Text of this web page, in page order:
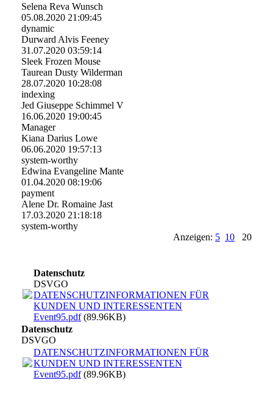
Selena Reva Wunsch
05.08.2020 21:09:45
dynamic
Durward Alvis Feeney
31.07.2020 03:59:14
Sleek Frozen Mouse
Taurean Dusty Wilderman
28.07.2020 10:28:08
indexing
Jed Giuseppe Schimmel V
16.06.2020 19:00:45
Manager
Kiana Darius Lowe
06.06.2020 19:57:13
system-worthy
Edwina Evangeline Mante
01.04.2020 08:19:06
payment
Alene Dr. Romaine Jast
17.03.2020 21:18:18
system-worthy
Anzeigen: 5 10 20
Datenschutz
DSVGO
DATENSCHUTZINFORMATIONEN FÜR
KUNDEN UND INTERESSENTEN
Event95.pdf(89.96KB)
Datenschutz
DSVGO
DATENSCHUTZINFORMATIONEN FÜR
KUNDEN UND INTERESSENTEN
Event95.pdf(89.96KB)